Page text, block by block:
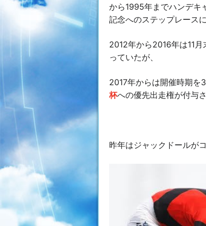
から1995年までハンデキ
記念へのステップレース
2012年から2016年は11
っていたが、
2017年からは開催時期を
杯への優先出走権が付与
昨年はジャックドールが